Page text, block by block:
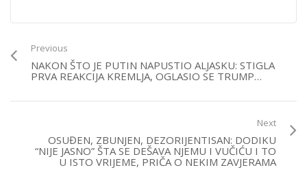
Previous
NAKON ŠTO JE PUTIN NAPUSTIO ALJASKU: STIGLA
PRVA REAKCIJA KREMLJA, OGLASIO SE TRUMP…
Next
OSUĐEN, ZBUNJEN, DEZORIJENTISAN: DODIKU
“NIJE JASNO” ŠTA SE DEŠAVA NJEMU I VUČIĆU I TO
U ISTO VRIJEME, PRIČA O NEKIM ZAVJERAMA